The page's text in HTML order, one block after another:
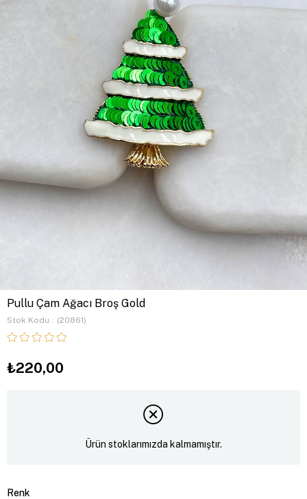
Pullu Çam Ağacı Broş Gold
Stok Kodu (20861)
₺220,00
Ürün stoklarımızda kalmamıştır.
Renk